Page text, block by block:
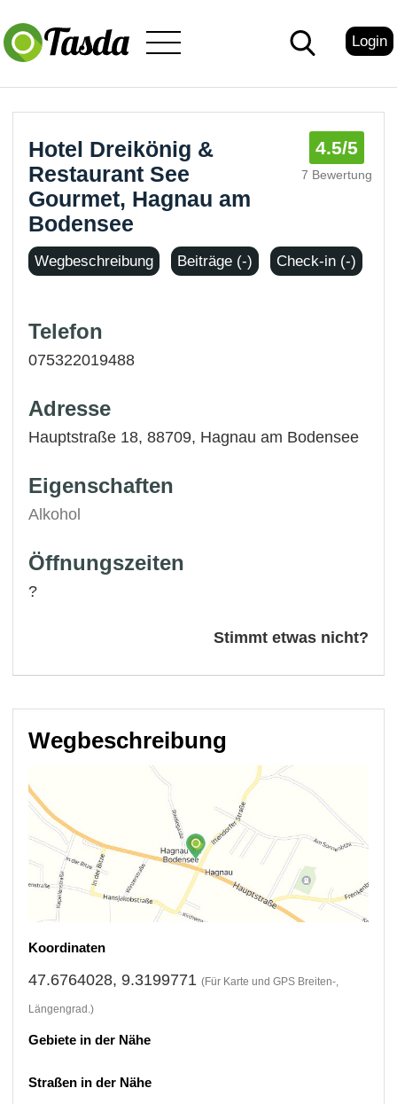
Login
Hotel Dreikönig &
Restaurant See
Gourmet, Hagnau am
Bodensee
4.5/5
7 Bewertung
Wegbeschreibung Beiträge (-) Check-in (-)
Telefon
075322019488
Adresse
Hauptstraße 18, 88709, Hagnau am Bodensee
Eigenschaften
Alkohol
Öffnungszeiten
?
Stimmt etwas nicht?
Wegbeschreibung
Koordinaten
47.6764028, 9.3199771 (Für Karte und GPS Breiten-,
Längengrad.)
Gebiete in der Nähe
Straßen in der Nähe